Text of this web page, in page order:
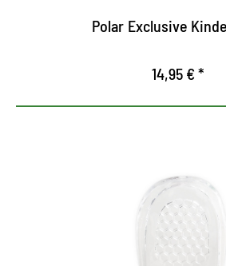
Polar Exclusive
14,95 € *
Cojín de talón
Ideal para acolchar la sección